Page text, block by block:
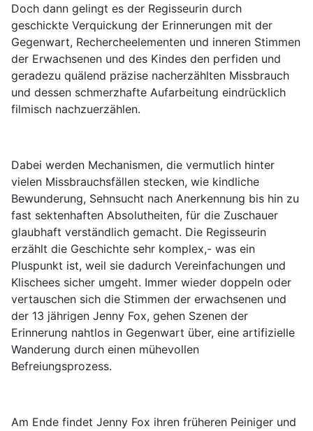
Doch dann gelingt es der Regisseurin durch
geschickte Verquickung der Erinnerungen mit der
Gegenwart, Rechercheelementen und inneren Stimmen
der Erwachsenen und des Kindes den perfiden und
geradezu quälend präzise nacherzählten Missbrauch
und dessen schmerzhafte Aufarbeitung eindrücklich
filmisch nachzuerzählen.
Dabei werden Mechanismen, die vermutlich hinter
vielen Missbrauchsfällen stecken, wie kindliche
Bewunderung, Sehnsucht nach Anerkennung bis hin zu
fast sektenhaften Absolutheiten, für die Zuschauer
glaubhaft verständlich gemacht. Die Regisseurin
erzählt die Geschichte sehr komplex,- was ein
Pluspunkt ist, weil sie dadurch Vereinfachungen und
Klischees sicher umgeht. Immer wieder doppeln oder
vertauschen sich die Stimmen der erwachsenen und
der 13 jährigen Jenny Fox, gehen Szenen der
Erinnerung nahtlos in Gegenwart über, eine artifizielle
Wanderung durch einen mühevollen
Befreiungsprozess.
Am Ende findet Jenny Fox ihren früheren Peiniger und